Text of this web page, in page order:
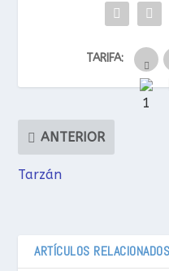
TARIFA:
ANTERIOR
Tarzán
ARTÍCULOS RELACIONADOS